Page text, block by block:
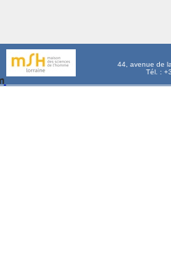
44, avenue de
Tél. :